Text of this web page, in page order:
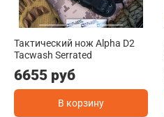
Тактический нож Alpha D2
Tacwash Serrated
6655 руб
В корзину